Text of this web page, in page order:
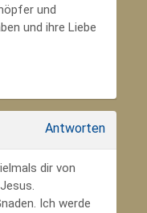
und
und ihre Liebe
Antworten
dir von
Ich werde